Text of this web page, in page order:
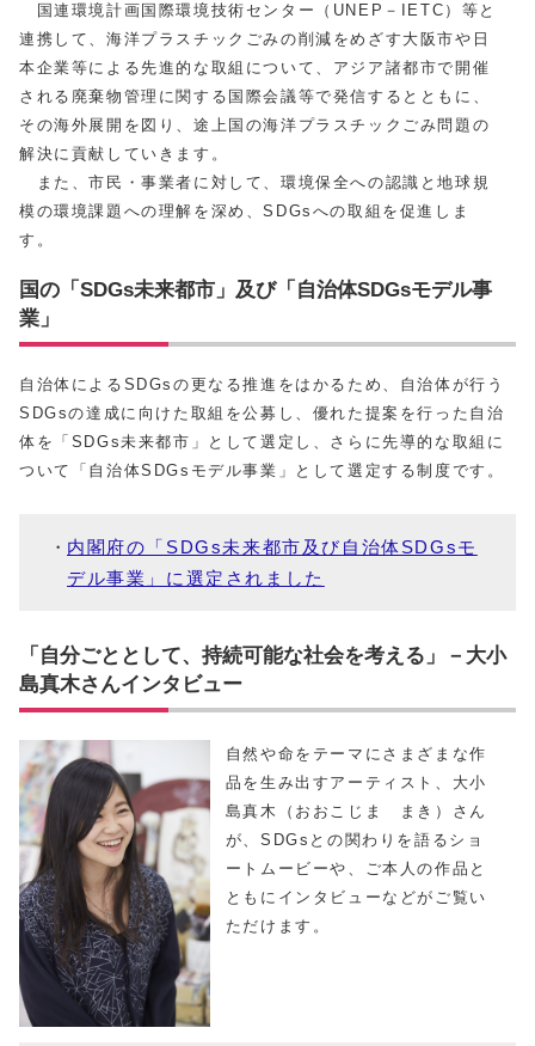
国連環境計画国際環境技術センター（UNEP－IETC）等と
連携して、海洋プラスチックごみの削減をめざす大阪市や日
本企業等による先進的な取組について、アジア諸都市で開催
される廃棄物管理に関する国際会議等で発信するとともに、
その海外展開を図り、途上国の海洋プラスチックごみ問題の
解決に貢献していきます。
また、市民・事業者に対して、環境保全への認識と地球規
模の環境課題への理解を深め、SDGsへの取組を促進しま
す。
国の「SDGs未来都市」及び「自治体SDGsモデル事
業」
自治体によるSDGsの更なる推進をはかるため、自治体が行う
SDGsの達成に向けた取組を公募し、優れた提案を行った自治
体を「SDGs未来都市」として選定し、さらに先導的な取組に
ついて「自治体SDGsモデル事業」として選定する制度です。
内閣府の「SDGs未来都市及び自治体SDGsモ
デル事業」に選定されました
「自分ごととして、持続可能な社会を考える」－大小
島真木さんインタビュー
自然や命をテーマにさまざまな作
品を生み出すアーティスト、大小
島真木（おおこじま まき）さん
が、SDGsとの関わりを語るショ
ートムービーや、ご本人の作品と
ともにインタビューなどがご覧い
ただけます。